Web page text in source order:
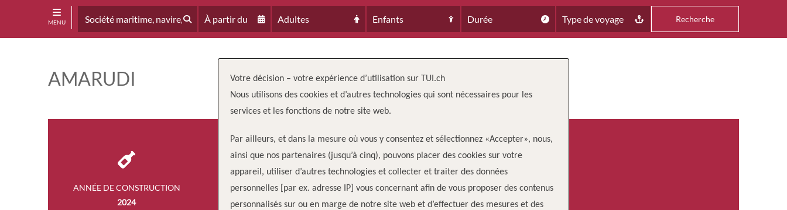
MENU À partir du Adultes Enfants Durée Type de voyage Recherche
AMARUDI
ANNÉE DE CONSTRUCTION
2024
Votre décision – votre expérience d’utilisation sur TUI.ch
Nous utilisons des cookies et d’autres technologies qui sont nécessaires pour les
services et les fonctions de notre site web.
Par ailleurs, et dans la mesure où vous y consentez et sélectionnez «Accepter», nous,
ainsi que nos partenaires (jusqu’à cinq), pouvons placer des cookies sur votre
appareil, utiliser d’autres technologies et collecter et traiter des données
personnelles [par ex. adresse IP] vous concernant afin de vous proposer des contenus
personnalisés sur ou en marge de notre site web et d’effectuer des mesures et des